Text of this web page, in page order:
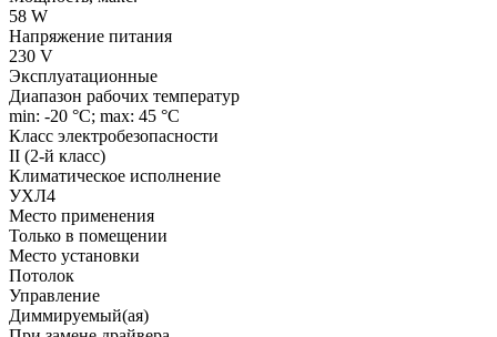
58 W
Напряжение питания
230 V
Эксплуатационные
Диапазон рабочих температур
min: -20 °C; max: 45 °C
Класс электробезопасности
II (2-й класс)
Климатическое исполнение
УХЛ4
Место применения
Только в помещении
Место установки
Потолок
Управление
Диммируемый(ая)